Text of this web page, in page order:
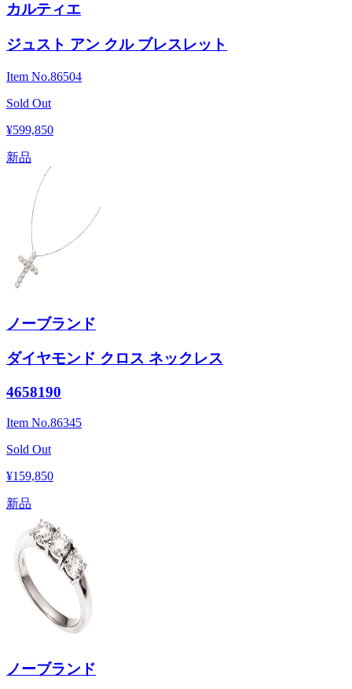
カルティエ
ジュスト アン クル ブレスレット
Item No.86504
Sold Out
¥599,850
新品
ノーブランド
ダイヤモンド クロス ネックレス
4658190
Item No.86345
Sold Out
¥159,850
新品
ノーブランド